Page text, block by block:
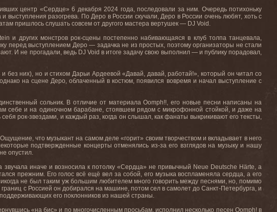
центр «Сердце» 6 декабря 2024 года, последовали за ним. Очередь потихоньку
разогрева. По Деро в России скучали, Деро в России очень любят, хоть с
пришлось слушать совсем от другого мастера вертушек — DJ Void.
и других монстров рок-сцены постепенно набивающаяся в клуб толпа танцевала,
перед выступлением Деро — задачка не из простых, поэтому организаторы не стали
И не прогадали, ведь DJ Void в итоге задачу свою выполнил — и публику порадовал,
них), но и стихом Дарьи Ардеевой «Давай, давай, работай!», который он читал со
на сцене Деро, облаченный в костюм, появился вовремя и начал выступление с
сольник. В отличие от материала Oomph!!, его новые песни написаны на
себе и на одиночном барабане, стоявшем рядом с микрофонной стойкой, и даже на
рок-звездами, и каждый раз, когда он слышал, как фанаты выкрикивают его тексты,
что музыкант на самом деле «горит» своим творчеством и вкладывает в него
подтвержденные концерты отменялись из-за его взглядов на музыку и нашу
опустил.
иначе и возносила к потолку «Сердца» не привычный Neue Deutsche Härte, а
прежним. Его голос всё ещё вел за собой, его музыка воспламеняла сердца, а его
не был таким уж большим любителем много говорить между песнями, но, помимо
с Россией он добирался на машине, потом сел в самолет до Санкт-Петербурга, и
его поклонников из нашей страны.
«на бис» и по многочисленным просьбам, исполнил несколько песен Oomph! в